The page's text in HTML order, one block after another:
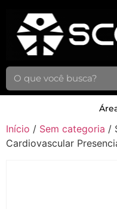
Início / Sem categoria /
Cardiovascular